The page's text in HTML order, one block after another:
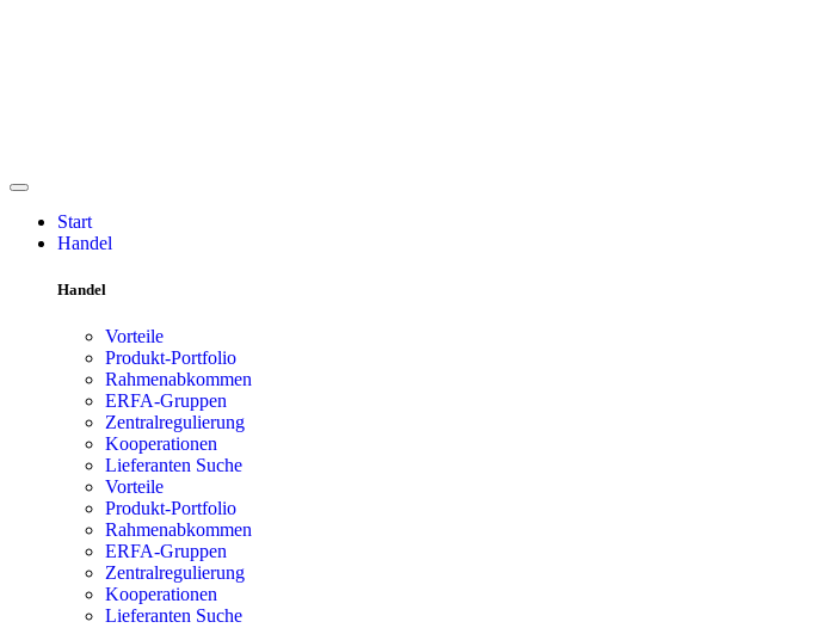
Start
Handel
Handel
Vorteile
Produkt-Portfolio
Rahmenabkommen
ERFA-Gruppen
Zentralregulierung
Kooperationen
Lieferanten Suche
Vorteile
Produkt-Portfolio
Rahmenabkommen
ERFA-Gruppen
Zentralregulierung
Kooperationen
Lieferanten Suche